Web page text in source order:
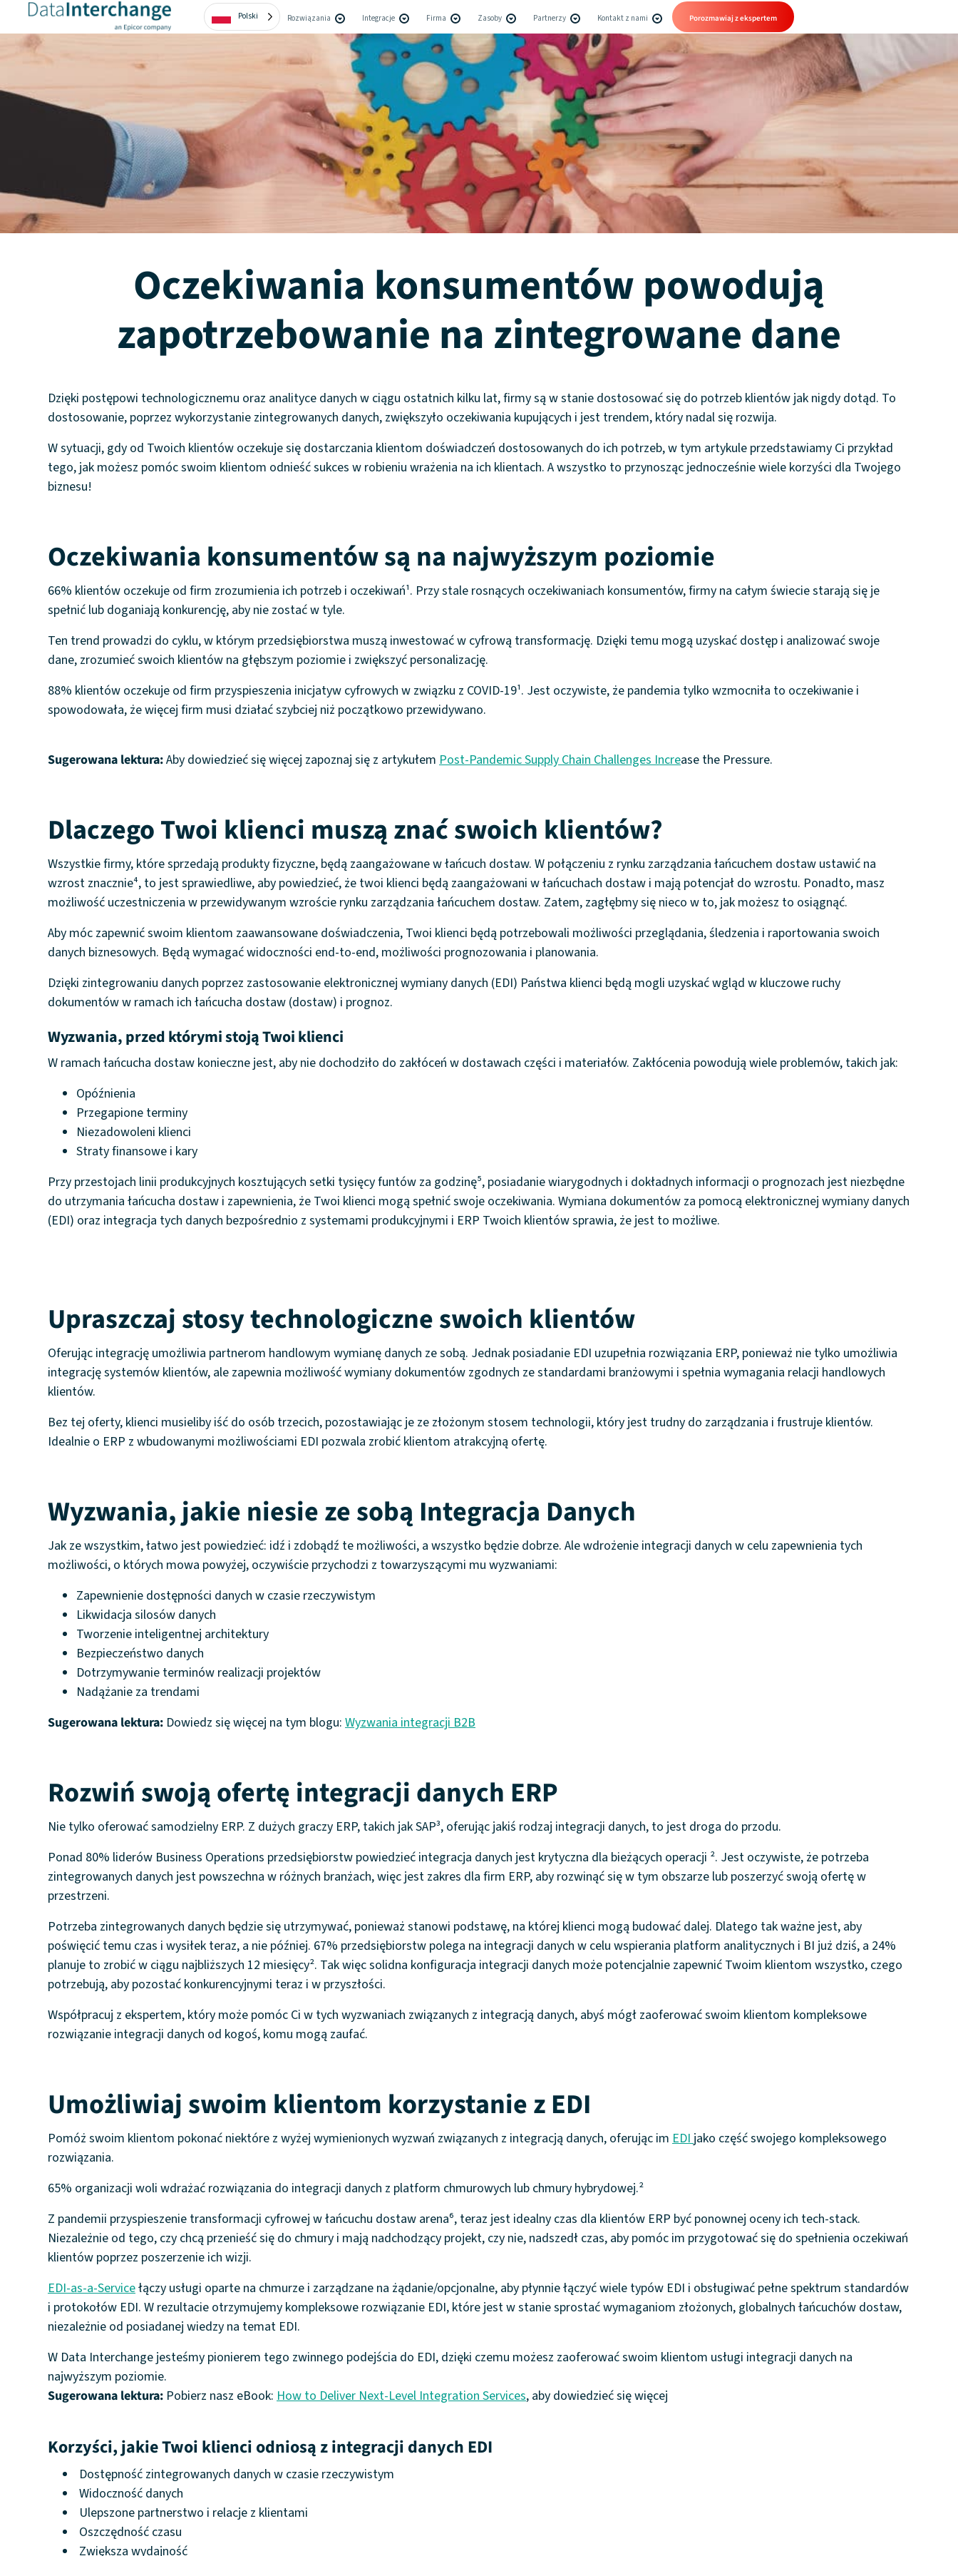
Polski Rozwiązania Integracje Firma Zasoby Partnerzy Kontakt z nami Porozmawiaj z ekspertem
Oczekiwania konsumentów powodują
zapotrzebowanie na zintegrowane dane
Dzięki postępowi technologicznemu oraz analityce danych w ciągu ostatnich kilku lat, firmy są w stanie dostosować się do potrzeb klientów jak nigdy dotąd. To
dostosowanie, poprzez wykorzystanie zintegrowanych danych, zwiększyło oczekiwania kupujących i jest trendem, który nadal się rozwija.
W sytuacji, gdy od Twoich klientów oczekuje się dostarczania klientom doświadczeń dostosowanych do ich potrzeb, w tym artykule przedstawiamy Ci przykład
tego, jak możesz pomóc swoim klientom odnieść sukces w robieniu wrażenia na ich klientach. A wszystko to przynosząc jednocześnie wiele korzyści dla Twojego
biznesu!
Oczekiwania konsumentów są na najwyższym poziomie
66% klientów oczekuje od firm zrozumienia ich potrzeb i oczekiwań¹. Przy stale rosnących oczekiwaniach konsumentów, firmy na całym świecie starają się je
spełnić lub doganiają konkurencję, aby nie zostać w tyle.
Ten trend prowadzi do cyklu, w którym przedsiębiorstwa muszą inwestować w cyfrową transformację. Dzięki temu mogą uzyskać dostęp i analizować swoje
dane, zrozumieć swoich klientów na głębszym poziomie i zwiększyć personalizację.
88% klientów oczekuje od firm przyspieszenia inicjatyw cyfrowych w związku z COVID-19¹. Jest oczywiste, że pandemia tylko wzmocniła to oczekiwanie i
spowodowała, że więcej firm musi działać szybciej niż początkowo przewidywano.
Sugerowana lektura:Aby dowiedzieć się więcej zapoznaj się z artykułem Post-Pandemic Supply Chain Challenges Increase the Pressure.
Dlaczego Twoi klienci muszą znać swoich klientów?
Wszystkie firmy, które sprzedają produkty fizyczne, będą zaangażowane w łańcuch dostaw. W połączeniu z rynku zarządzania łańcuchem dostaw ustawić na
wzrost znacznie⁴, to jest sprawiedliwe, aby powiedzieć, że twoi klienci będą zaangażowani w łańcuchach dostaw i mają potencjał do wzrostu. Ponadto, masz
możliwość uczestniczenia w przewidywanym wzroście rynku zarządzania łańcuchem dostaw. Zatem, zagłębmy się nieco w to, jak możesz to osiągnąć.
Aby móc zapewnić swoim klientom zaawansowane doświadczenia, Twoi klienci będą potrzebowali możliwości przeglądania, śledzenia i raportowania swoich
danych biznesowych. Będą wymagać widoczności end-to-end, możliwości prognozowania i planowania.
Dzięki zintegrowaniu danych poprzez zastosowanie elektronicznej wymiany danych (EDI) Państwa klienci będą mogli uzyskać wgląd w kluczowe ruchy
dokumentów w ramach ich łańcucha dostaw (dostaw) i prognoz.
Wyzwania, przed którymi stoją Twoi klienci
W ramach łańcucha dostaw konieczne jest, aby nie dochodziło do zakłóceń w dostawach części i materiałów. Zakłócenia powodują wiele problemów, takich jak:
Opóźnienia
Przegapione terminy
Niezadowoleni klienci
Straty finansowe i kary
Przy przestojach linii produkcyjnych kosztujących setki tysięcy funtów za godzinę⁵, posiadanie wiarygodnych i dokładnych informacji o prognozach jest niezbędne
do utrzymania łańcucha dostaw i zapewnienia, że Twoi klienci mogą spełnić swoje oczekiwania. Wymiana dokumentów za pomocą elektronicznej wymiany danych
(EDI) oraz integracja tych danych bezpośrednio z systemami produkcyjnymi i ERP Twoich klientów sprawia, że jest to możliwe.
Upraszczaj stosy technologiczne swoich klientów
Oferując integrację umożliwia partnerom handlowym wymianę danych ze sobą. Jednak posiadanie EDI uzupełnia rozwiązania ERP, ponieważ nie tylko umożliwia
integrację systemów klientów, ale zapewnia możliwość wymiany dokumentów zgodnych ze standardami branżowymi i spełnia wymagania relacji handlowych
klientów.
Bez tej oferty, klienci musieliby iść do osób trzecich, pozostawiając je ze złożonym stosem technologii, który jest trudny do zarządzania i frustruje klientów.
Idealnie o ERP z wbudowanymi możliwościami EDI pozwala zrobić klientom atrakcyjną ofertę.
Wyzwania, jakie niesie ze sobą Integracja Danych
Jak ze wszystkim, łatwo jest powiedzieć: idź i zdobądź te możliwości, a wszystko będzie dobrze. Ale wdrożenie integracji danych w celu zapewnienia tych
możliwości, o których mowa powyżej, oczywiście przychodzi z towarzyszącymi mu wyzwaniami:
Zapewnienie dostępności danych w czasie rzeczywistym
Likwidacja silosów danych
Tworzenie inteligentnej architektury
Bezpieczeństwo danych
Dotrzymywanie terminów realizacji projektów
Nadążanie za trendami
Sugerowana lektura: Dowiedz się więcej na tym blogu: Wyzwania integracji B2B
Rozwiń swoją ofertę integracji danych ERP
Nie tylko oferować samodzielny ERP. Z dużych graczy ERP, takich jak SAP³, oferując jakiś rodzaj integracji danych, to jest droga do przodu.
Ponad 80% liderów Business Operations przedsiębiorstw powiedzieć integracja danych jest krytyczna dla bieżących operacji ². Jest oczywiste, że potrzeba
zintegrowanych danych jest powszechna w różnych branżach, więc jest zakres dla firm ERP, aby rozwinąć się w tym obszarze lub poszerzyć swoją ofertę w
przestrzeni.
Potrzeba zintegrowanych danych będzie się utrzymywać, ponieważ stanowi podstawę, na której klienci mogą budować dalej. Dlatego tak ważne jest, aby
poświęcić temu czas i wysiłek teraz, a nie później. 67% przedsiębiorstw polega na integracji danych w celu wspierania platform analitycznych i BI już dziś, a 24%
planuje to zrobić w ciągu najbliższych 12 miesięcy². Tak więc solidna konfiguracja integracji danych może potencjalnie zapewnić Twoim klientom wszystko, czego
potrzebują, aby pozostać konkurencyjnymi teraz i w przyszłości.
Współpracuj z ekspertem, który może pomóc Ci w tych wyzwaniach związanych z integracją danych, abyś mógł zaoferować swoim klientom kompleksowe
rozwiązanie integracji danych od kogoś, komu mogą zaufać.
Umożliwiaj swoim klientom korzystanie z EDI
Pomóż swoim klientom pokonać niektóre z wyżej wymienionych wyzwań związanych z integracją danych, oferując im EDIjako część swojego kompleksowego
rozwiązania.
65% organizacji woli wdrażać rozwiązania do integracji danych z platform chmurowych lub chmury hybrydowej.²
Z pandemii przyspieszenie transformacji cyfrowej w łańcuchu dostaw arena⁶, teraz jest idealny czas dla klientów ERP być ponownej oceny ich tech-stack.
Niezależnie od tego, czy chcą przenieść się do chmury i mają nadchodzący projekt, czy nie, nadszedł czas, aby pomóc im przygotować się do spełnienia oczekiwań
klientów poprzez poszerzenie ich wizji.
EDI-as-a-Servicełączy usługi oparte na chmurze i zarządzane na żądanie/opcjonalne, aby płynnie łączyć wiele typów EDI i obsługiwać pełne spektrum standardów
i protokołów EDI. W rezultacie otrzymujemy kompleksowe rozwiązanie EDI, które jest w stanie sprostać wymaganiom złożonych, globalnych łańcuchów dostaw,
niezależnie od posiadanej wiedzy na temat EDI.
W Data Interchange jesteśmy pionierem tego zwinnego podejścia do EDI, dzięki czemu możesz zaoferować swoim klientom usługi integracji danych na
najwyższym poziomie.
Sugerowana lektura: Pobierz nasz eBook: How to Deliver Next-Level Integration Services, aby dowiedzieć się więcej
Korzyści, jakie Twoi klienci odniosą z integracji danych EDI
Dostępność zintegrowanych danych w czasie rzeczywistym
Widoczność danych
Ulepszone partnerstwo i relacje z klientami
Oszczędność czasu
Zwiększa wydajność